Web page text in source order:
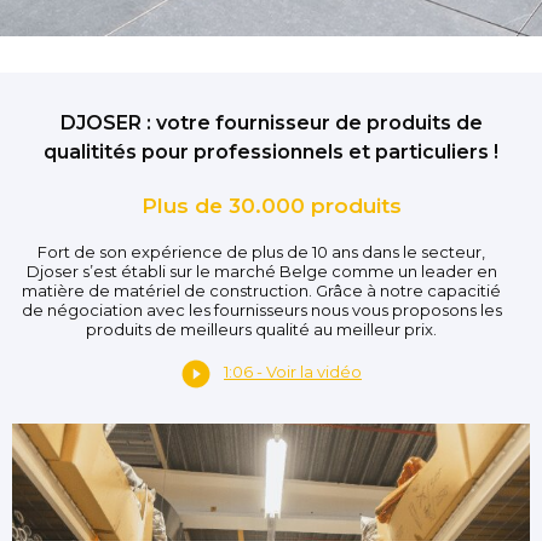
DJOSER : votre fournisseur de produits de
qualitités pour professionnels et particuliers !
Plus de 30.000 produits
Fort de son expérience de plus de 10 ans dans le secteur,
Djoser s’est établi sur le marché Belge comme un leader en
matière de matériel de construction. Grâce à notre capacitié
de négociation avec les fournisseurs nous vous proposons les
produits de meilleurs qualité au meilleur prix.
1:06 - Voir la vidéo